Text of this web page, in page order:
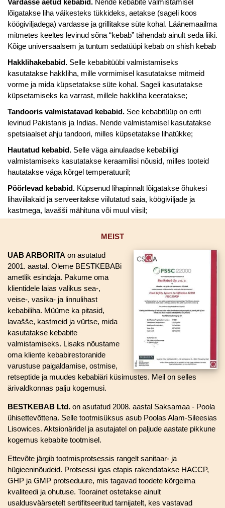
Vardasse aetud kebabid. Nende kebabite valmistamisel
lõigatakse liha väikesteks tükkideks, aetakse (sageli koos
köögiviljadega) vardasse ja grillitakse süte kohal. Läänemaailma
mitmetes keeltes levinud sõna “kebab” tähendab ainult seda liiki.
Kõige universaalsem ja tuntum sedatüüpi kebab on shish kebab
Hakklihakebabid. Selle kebabitüübi valmistamiseks
kasutatakse hakkliha, mille vormimisel kasutatakse mitmeid
vorme ja mida küpsetatakse süte kohal. Sageli kasutatakse
küpsetamiseks ka varrast, millele hakkliha keeratakse;
Tandooris valmistatavad kebabid. See kebabitüüp on eriti
levinud Pakistanis ja Indias. Nende valmistamisel kasutatakse
spetsiaalset ahju tandoori, milles küpsetatakse lihatükke;
Hautatud kebabid. Selle väga ainulaadse kebabiliigi
valmistamiseks kasutatakse keraamilisi nõusid, milles tooteid
hautatakse väga kõrgel temperatuuril;
Pöörlevad kebabid. Küpsenud lihapinnalt lõigatakse õhukesi
lihaviilakaid ja serveeritakse viilutatud saia, köögiviljade ja
kastmega, lavašši mähituna või muul viisil;
MEIST
UAB ARBORITA on asutatud
2001. aastal. Oleme BESTKEBABi
ametlik esindaja. Pakume oma
klientidele laias valikus sea-,
veise-, vasika- ja linnulihast
kebabiliha. Müüme ka pitasid,
lavašše, kastmeid ja vürtse, mida
kasutatakse kebabite
valmistamiseks. Lisaks nõustame
oma kliente kebabirestoranide
varustuse paigaldamise, ostmise,
retseptide ja muudes kebabiäri küsimustes. Meil on selles
ärivaldkonnas palju kogemusi.
BESTKEBAB Ltd. on asutatud 2008. aastal Saksamaa - Poola
ühisettevõttena. Selle tootmisüksus asub Poolas Alam-Sileesias
Lisowices. Aktsionäridel ja asutajatel on paljude aastate pikkune
kogemus kebabite tootmisel.
Ettevõte järgib tootmisprotsessis rangelt sanitaar- ja
hügieeninõudeid. Protsessi igas etapis rakendatakse HACCP,
GHP ja GMP protseduure, mis tagavad toodete kõrgeima
kvaliteedi ja ohutuse. Toorainet ostetakse ainult
usaldusväärsetelt sertifitseeritud tarnijatelt, kes vastavad